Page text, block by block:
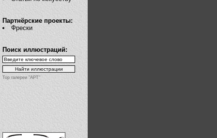
Партнёрские проекты:
Фрески
Поиск иллюстраций:
Top галереи "АРТ"